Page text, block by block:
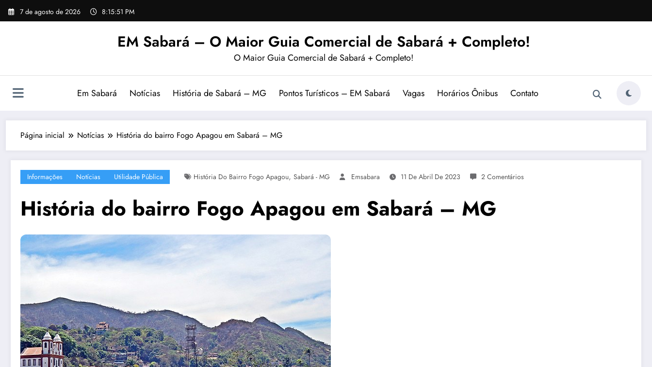
Pular
para
7 de agosto de 2026 8:15:52 PM
EM Sabará – O Maior Guia Comercial de Sabará + Completo!
O Maior Guia Comercial de Sabará + Completo!
Em Sabará Notícias História de Sabará – MG Pontos Turísticos – EM Sabará Vagas Horários Ônibus Contato
Página inicial Notícias História do bairro Fogo Apagou em Sabará – MG
Informações Notícias Utilidade Pública História Do Bairro Fogo Apagou, Sabará - MG Emsabara 11 De Abril De 2023 2 Comentários
História do bairro Fogo Apagou em Sabará – MG